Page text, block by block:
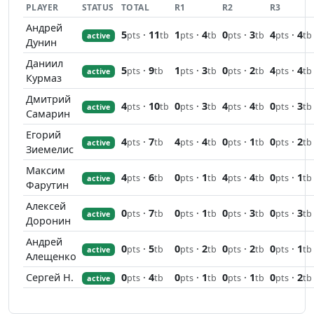
PLAYER STATUS TOTAL R1 R2 R3
Андрей
Дунин
active 5pts · 11tb 1pts · 4tb 0pts · 3tb 4pts · 4tb
Даниил
Курмаз
active 5pts · 9tb 1pts · 3tb 0pts · 2tb 4pts · 4tb
Дмитрий
Самарин
active 4pts · 10tb 0pts · 3tb 4pts · 4tb 0pts · 3tb
Егорий
Зиемелис
active 4pts · 7tb 4pts · 4tb 0pts · 1tb 0pts · 2tb
Максим
Фарутин
active 4pts · 6tb 0pts · 1tb 4pts · 4tb 0pts · 1tb
Алексей
Доронин
active 0pts · 7tb 0pts · 1tb 0pts · 3tb 0pts · 3tb
Андрей
Алещенко
active 0pts · 5tb 0pts · 2tb 0pts · 2tb 0pts · 1tb
Сергей Н. active 0pts · 4tb 0pts · 1tb 0pts · 1tb 0pts · 2tb